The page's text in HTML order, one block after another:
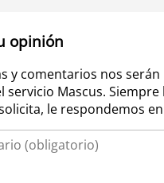
opinión
y comentarios nos
servicio Mascus.
le respondemos